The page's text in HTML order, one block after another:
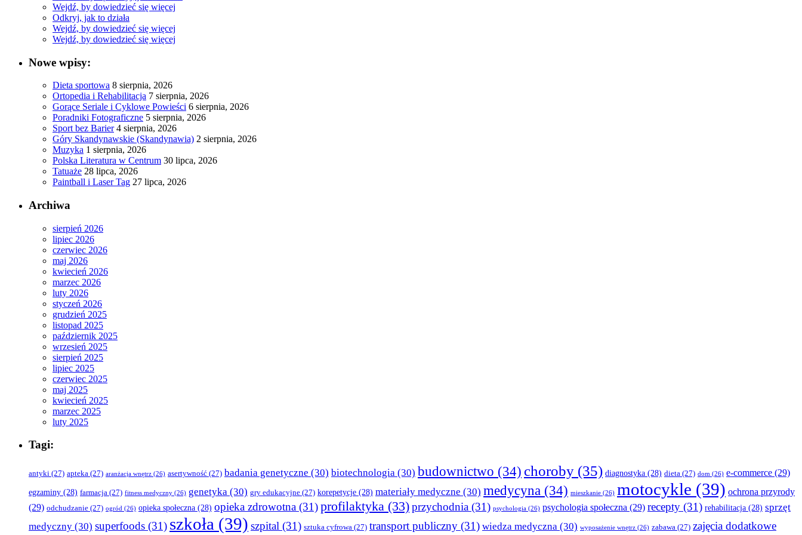
Wejdź, by dowiedzieć się więcej
Odkryj, jak to działa
Wejdź, by dowiedzieć się więcej
Wejdź, by dowiedzieć się więcej
Nowe wpisy:
Dieta sportowa 8 sierpnia, 2026
Ortopedia i Rehabilitacja 7 sierpnia, 2026
Gorące Seriale i Cyklowe Powieści 6 sierpnia, 2026
Poradniki Fotograficzne 5 sierpnia, 2026
Sport bez Barier 4 sierpnia, 2026
Góry Skandynawskie (Skandynawia) 2 sierpnia, 2026
Muzyka 1 sierpnia, 2026
Polska Literatura w Centrum 30 lipca, 2026
Tatuaże 28 lipca, 2026
Paintball i Laser Tag 27 lipca, 2026
Archiwa
sierpień 2026
lipiec 2026
czerwiec 2026
maj 2026
kwiecień 2026
marzec 2026
luty 2026
styczeń 2026
grudzień 2025
listopad 2025
październik 2025
wrzesień 2025
sierpień 2025
lipiec 2025
czerwiec 2025
maj 2025
kwiecień 2025
marzec 2025
luty 2025
Tagi:
antyki (27) apteka (27) aranżacja wnętrz (26) asertywność (27) badania genetyczne (30) biotechnologia (30) budownictwo (34) choroby (35) diagnostyka (28) dieta (27) dom (26) e-commerce (29)
egzaminy (28) farmacja (27) fitness medyczny (26) genetyka (30) gry edukacyjne (27) korepetycje (28) materiały medyczne (30) medycyna (34) mieszkanie (26) motocykle (39) ochrona przyrody
(29) odchudzanie (27) ogród (26) opieka społeczna (28) opieka zdrowotna (31)profilaktyka (33)przychodnia (31) psychologia (26) psychologia społeczna (29) recepty (31) rehabilitacja (28) sprzęt
medyczny (30) superfoods (31) szkoła (39) szpital (31) sztuka cyfrowa (27) transport publiczny (31) wiedza medyczna (30) wyposażenie wnętrz (26) zabawa (27) zajęcia dodatkowe